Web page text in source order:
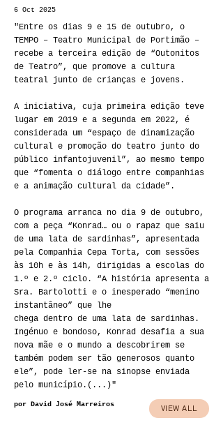
6 Oct 2025
"Entre os dias 9 e 15 de outubro, o
TEMPO – Teatro Municipal de Portimão –
recebe a terceira edição de “Outonitos
de Teatro”, que promove a cultura
teatral junto de crianças e jovens.
A iniciativa, cuja primeira edição teve
lugar em 2019 e a segunda em 2022, é
considerada um “espaço de dinamização
cultural e promoção do teatro junto do
público infantojuvenil”, ao mesmo tempo
que “fomenta o diálogo entre companhias
e a animação cultural da cidade”.
O programa arranca no dia 9 de outubro,
com a peça “Konrad… ou o rapaz que saiu
de uma lata de sardinhas”, apresentada
pela Companhia Cepa Torta, com sessões
às 10h e às 14h, dirigidas a escolas do
1.º e 2.º ciclo. “A história apresenta a
Sra. Bartolotti e o inesperado “menino
instantâneo” que lhe
chega dentro de uma lata de sardinhas.
Ingénuo e bondoso, Konrad desafia a sua
nova mãe e o mundo a descobrirem se
também podem ser tão generosos quanto
ele”, pode ler-se na sinopse enviada
pelo município.(...)"
por David José Marreiros
VIEW ALL